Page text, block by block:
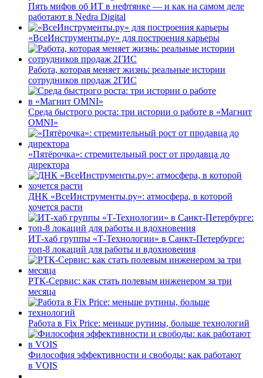
Пять мифов об ИТ в нефтянке — и как на самом деле
работают в Nedra Digital
«ВсеИнструменты.ру» для построения карьеры
Работа, которая меняет жизнь: реальные истории
сотрудников продаж 2ГИС
Среда быстрого роста: три истории о работе в «Магнит
OMNI»
«Пятёрочка»: стремительный рост от продавца до
директора
ДНК «ВсеИнструменты.ру»: атмосфера, в которой
хочется расти
ИТ-хаб группы «Т-Технологии» в Санкт-Петербурге:
топ-8 локаций для работы и вдохновения
РТК-Сервис: как стать полевым инженером за три
месяца
Работа в Fix Price: меньше рутины, больше технологий
Философия эффективности и свободы: как работают
в VOIS